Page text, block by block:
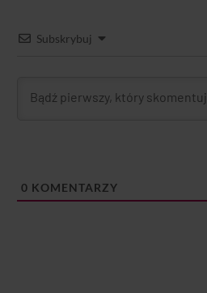
Subskrybuj
0 KOMENTARZY